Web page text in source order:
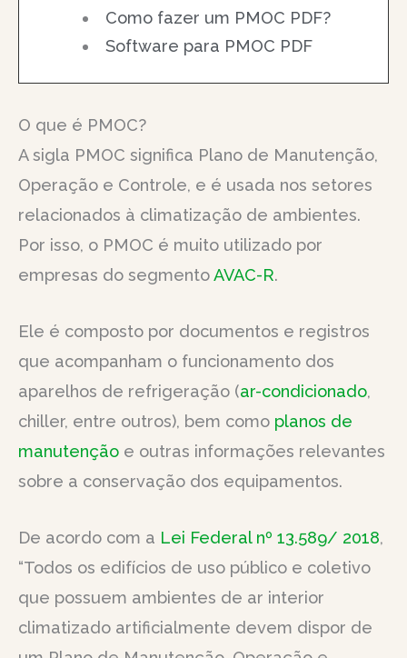
Como fazer um PMOC PDF?
Software para PMOC PDF
O que é PMOC?
A sigla PMOC significa Plano de Manutenção,
Operação e Controle, e é usada nos setores
relacionados à climatização de ambientes.
Por isso, o PMOC é muito utilizado por
empresas do segmentoAVAC-R.
Ele é composto por documentos e registros
que acompanham o funcionamento dos
aparelhos de refrigeração (ar-condicionado,
chiller, entre outros), bem como planos de
manutenção e outras informações relevantes
sobre a conservação dos equipamentos.
De acordo com a Lei Federal nº 13.589/ 2018,
“Todos os edifícios de uso público e coletivo
que possuem ambientes de ar interior
climatizado artificialmente devem dispor de